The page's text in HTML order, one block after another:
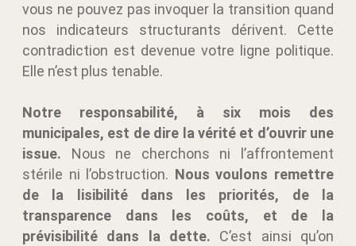
vous ne pouvez pas invoquer la transition quand
nos indicateurs structurants dérivent. Cette
contradiction est devenue votre ligne politique.
Elle n’est plus tenable.
Notre responsabilité, à six mois des
municipales, est de dire la vérité et d’ouvrir une
issue. Nous ne cherchons ni l’affrontement
stérile ni l’obstruction. Nous voulons remettre
de la lisibilité dans les priorités, de la
transparence dans les coûts, et de la
prévisibilité dans la dette. C’est ainsi qu’on